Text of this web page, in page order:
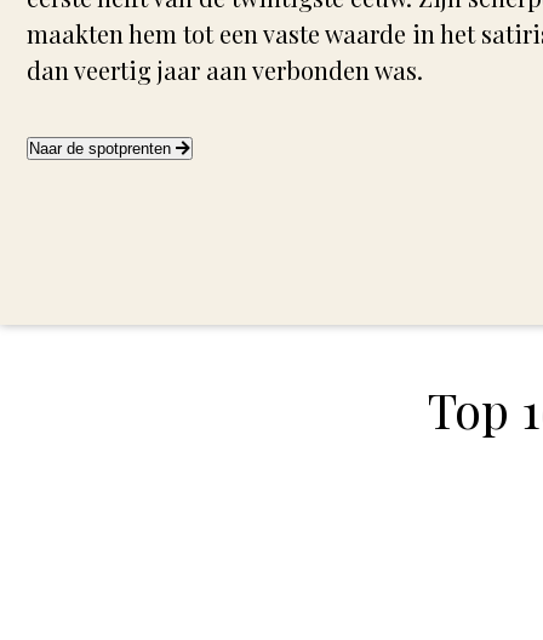
maakten hem tot een vaste waarde in het
dan veertig jaar aan verbonden was.
Naar de spotprenten
Top